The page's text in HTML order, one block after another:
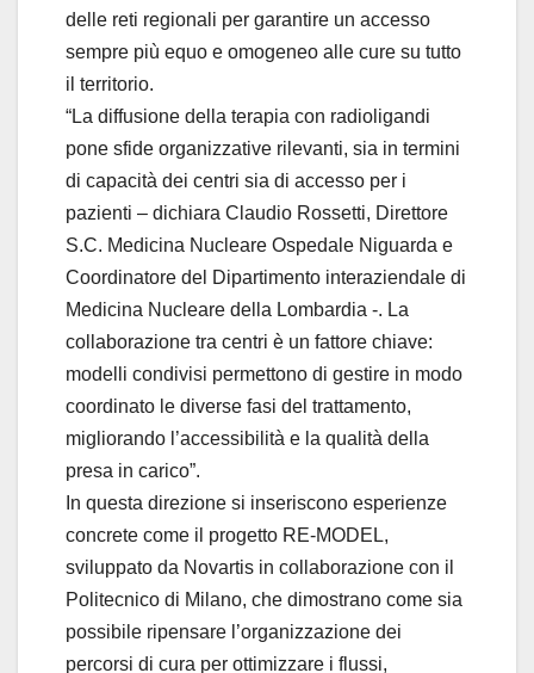
delle reti regionali per garantire un accesso
sempre più equo e omogeneo alle cure su tutto
il territorio.
“La diffusione della terapia con radioligandi
pone sfide organizzative rilevanti, sia in termini
di capacità dei centri sia di accesso per i
pazienti – dichiara Claudio Rossetti, Direttore
S.C. Medicina Nucleare Ospedale Niguarda e
Coordinatore del Dipartimento interaziendale di
Medicina Nucleare della Lombardia -. La
collaborazione tra centri è un fattore chiave:
modelli condivisi permettono di gestire in modo
coordinato le diverse fasi del trattamento,
migliorando l’accessibilità e la qualità della
presa in carico”.
In questa direzione si inseriscono esperienze
concrete come il progetto RE-MODEL,
sviluppato da Novartis in collaborazione con il
Politecnico di Milano, che dimostrano come sia
possibile ripensare l’organizzazione dei
percorsi di cura per ottimizzare i flussi,